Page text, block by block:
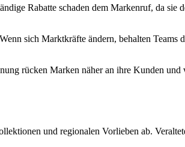
Rabatte schaden dem Markenruf, da sie
sich Marktkräfte ändern, behalten Teams
rücken Marken näher an ihre Kunden und
und regionalen Vorlieben ab.